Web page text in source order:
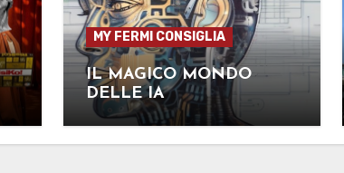
MY FERMI CONSIGLIA
IL MAGICO MONDO
DELLE IA